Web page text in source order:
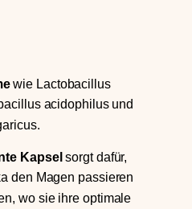
wie Lactobacillus
acidophilus und
Kapsel sorgt dafür,
den Magen passieren
wo sie ihre optimale